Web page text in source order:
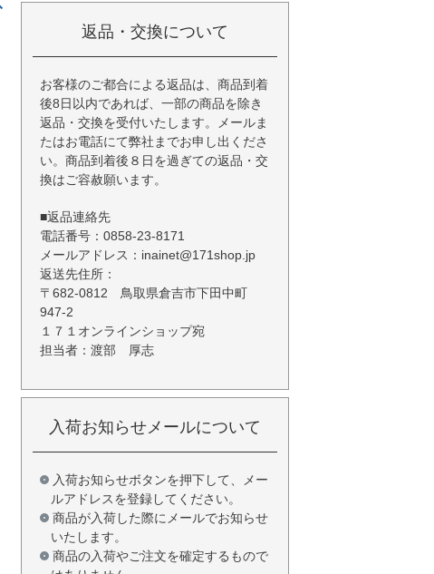
返品・交換について
お客様のご都合による返品は、商品到着
後8日以内であれば、一部の商品を除き
返品・交換を受付いたします。メールま
たはお電話にて弊社までお申し出くださ
い。商品到着後８日を過ぎての返品・交
換はご容赦願います。
■返品連絡先
電話番号：0858-23-8171
メールアドレス：inainet@171shop.jp
返送先住所：
〒682-0812 鳥取県倉吉市下田中町
947-2
１７１オンラインショップ宛
担当者：渡部 厚志
入荷お知らせメールについて
入荷お知らせボタンを押下して、メー
ルアドレスを登録してください。
商品が入荷した際にメールでお知らせ
いたします。
商品の入荷やご注文を確定するもので